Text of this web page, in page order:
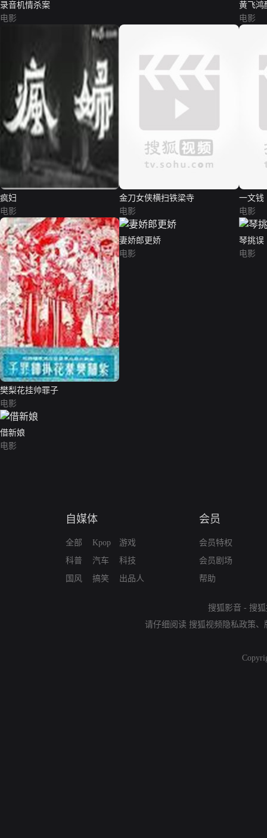
录音机情杀案
电影
黄飞鸿
电影
疯妇
电影
金刀女侠横扫铁梁寺
电影
一文钱
电影
樊梨花挂帅罪子
电影
妻娇郎更娇
电影
琴挑误
电影
借新娘
电影
自媒体
全部
科普
国风
Kpop
汽车
搞笑
游戏
科技
出品人
会员
会员特权
会员剧场
帮助
搜狐影音 - 搜
请仔细阅读 搜狐视频隐私政策、